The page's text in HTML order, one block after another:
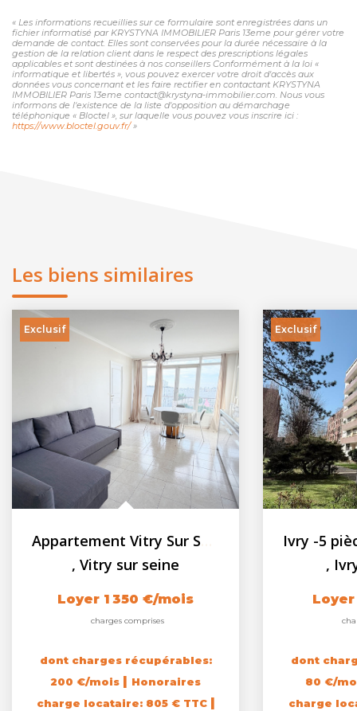
« Les informations recueillies sur ce formulaire sont enregistrées dans un
fichier informatisé par KRYSTYNA IMMOBILIER Paris 13eme pour gérer votre
demande de contact. Elles sont conservées pour la durée nécessaire à la
gestion de la relation client dans le respect des prescriptions légales
applicables et sont destinées à nos conseillers Conformément à la loi «
informatique et libertés », vous pouvez exercer votre droit d'accès aux
données vous concernant et les faire rectifier en contactant KRYSTYNA
IMMOBILIER Paris 13eme contact@krystyna-immobilier.com. Nous vous
informons de l'existence de la liste d'opposition au démarchage
téléphonique « Bloctel », sur laquelle vous pouvez vous inscrire ici :
https://www.bloctel.gouv.fr/»
Les biens similaires
Exclusif
, Vitry sur seine
Loyer 1 350 €/mois
charges comprises
dont charges récupérables:
200 €/mois | Honoraires
charge locataire: 805 € TTC |
Exclusif
,
dont
80 €/
charge